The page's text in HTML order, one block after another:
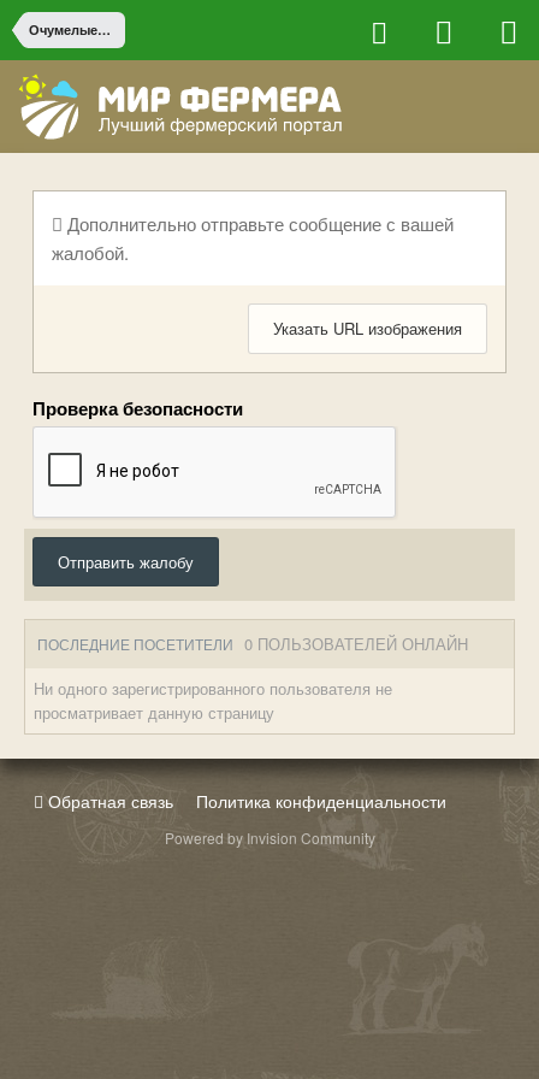
Очумелые ручки
Дополнительно отправьте сообщение с вашей
жалобой.
Указать URL изображения
Проверка безопасности
Отправить жалобу
ПОСЛЕДНИЕ ПОСЕТИТЕЛИ 0 ПОЛЬЗОВАТЕЛЕЙ ОНЛАЙН
Ни одного зарегистрированного пользователя не
просматривает данную страницу
Обратная связь Политика конфиденциальности
Powered by Invision Community